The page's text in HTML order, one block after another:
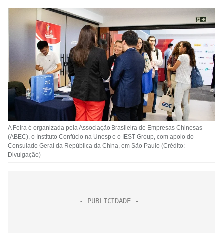
A Feira é organizada pela Associação Brasileira de Empresas Chinesas
(ABEC), o Instituto Confúcio na Unesp e o IEST Group, com apoio do
Consulado Geral da República da China, em São Paulo (Crédito:
Divulgação)